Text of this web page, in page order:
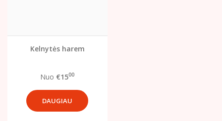
Kelnytės harem
Nuo €1500
DAUGIAU